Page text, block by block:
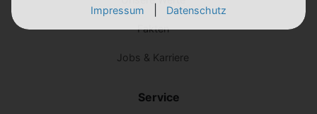
Fakten
Jobs & Karriere
Service
Impressum Datenschutz